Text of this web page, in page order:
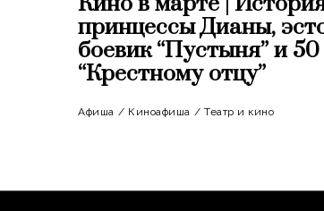
принцессы Дианы,
боевик “Пустыня” и 50
“Крестному отцу”
Афиша / Киноафиша / Театр и кино